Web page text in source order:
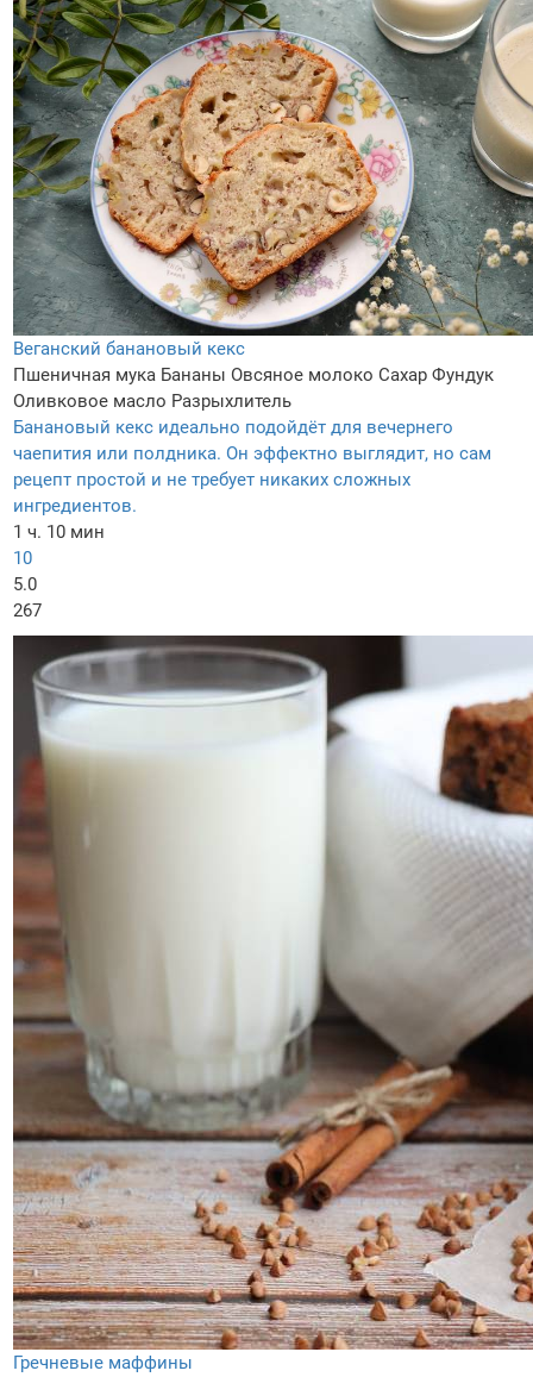
Веганский банановый кекс
Пшеничная мука Бананы Овсяное молоко Сахар Фундук
Оливковое масло Разрыхлитель
Банановый кекс идеально подойдёт для вечернего
чаепития или полдника. Он эффектно выглядит, но сам
рецепт простой и не требует никаких сложных
ингредиентов.
1 ч. 10 мин
10
5.0
267
Гречневые маффины